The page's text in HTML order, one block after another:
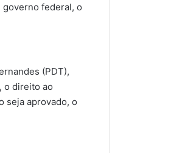
federal, o
(PDT),
o direito ao
seja aprovado, o